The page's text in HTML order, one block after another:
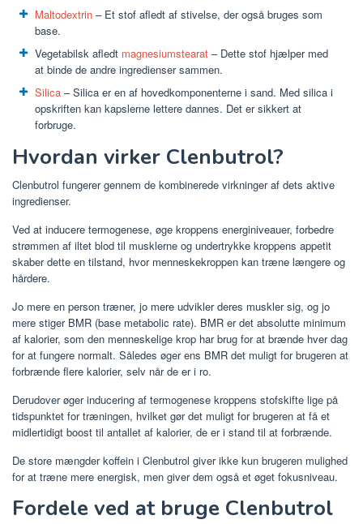
Maltodextrin – Et stof afledt af stivelse, der også bruges som
base.
Vegetabilsk afledt magnesiumstearat – Dette stof hjælper med
at binde de andre ingredienser sammen.
Silica – Silica er en af ​​hovedkomponenterne i sand. Med silica i
opskriften kan kapslerne lettere dannes. Det er sikkert at
forbruge.
Hvordan virker Clenbutrol?
Clenbutrol fungerer gennem de kombinerede virkninger af dets aktive
ingredienser.
Ved at inducere termogenese, øge kroppens energiniveauer, forbedre
strømmen af ​​iltet blod til musklerne og undertrykke kroppens appetit
skaber dette en tilstand, hvor menneskekroppen kan træne længere og
hårdere.
Jo mere en person træner, jo mere udvikler deres muskler sig, og jo
mere stiger BMR (base metabolic rate). BMR er det absolutte minimum
af kalorier, som den menneskelige krop har brug for at brænde hver dag
for at fungere normalt. Således øger ens BMR det muligt for brugeren at
forbrænde flere kalorier, selv når de er i ro.
Derudover øger inducering af termogenese kroppens stofskifte lige på
tidspunktet for træningen, hvilket gør det muligt for brugeren at få et
midlertidigt boost til antallet af kalorier, de er i stand til at forbrænde.
De store mængder koffein i Clenbutrol giver ikke kun brugeren mulighed
for at træne mere energisk, men giver dem også et øget fokusniveau.
Fordele ved at bruge Clenbutrol